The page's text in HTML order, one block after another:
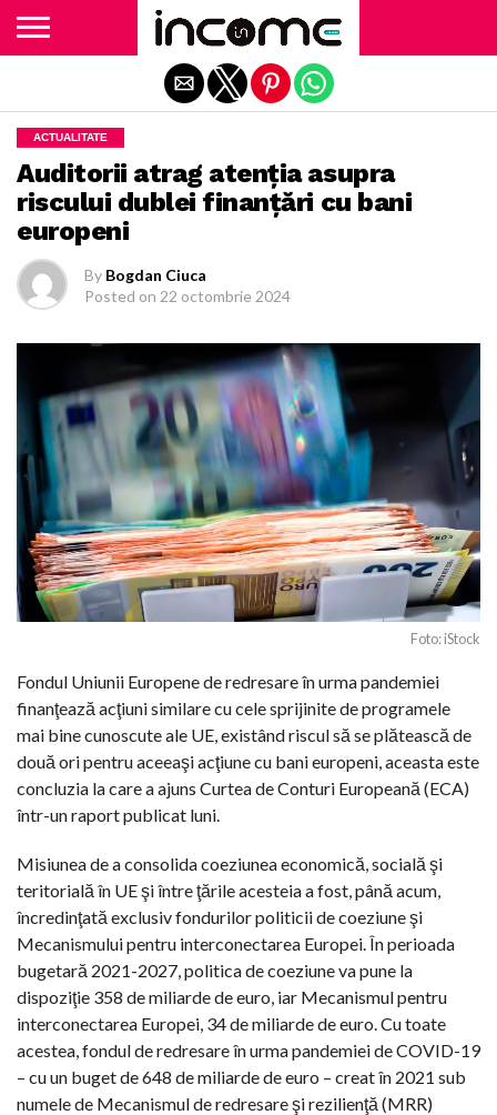
ACTUALITATE
Auditorii atrag atenţia asupra
riscului dublei finanţări cu bani
europeni
By Bogdan Ciuca
Posted on 22 octombrie 2024
Foto: iStock
Fondul Uniunii Europene de redresare în urma pandemiei
finanţează acţiuni similare cu cele sprijinite de programele
mai bine cunoscute ale UE, existând riscul să se plătească de
două ori pentru aceeaşi acţiune cu bani europeni, aceasta este
concluzia la care a ajuns Curtea de Conturi Europeană (ECA)
într-un raport publicat luni.
Misiunea de a consolida coeziunea economică, socială şi
teritorială în UE şi între ţările acesteia a fost, până acum,
încredinţată exclusiv fondurilor politicii de coeziune şi
Mecanismului pentru interconectarea Europei. În perioada
bugetară 2021-2027, politica de coeziune va pune la
dispoziţie 358 de miliarde de euro, iar Mecanismul pentru
interconectarea Europei, 34 de miliarde de euro. Cu toate
acestea, fondul de redresare în urma pandemiei de COVID-19
– cu un buget de 648 de miliarde de euro – creat în 2021 sub
numele de Mecanismul de redresare şi rezilienţă (MRR)
Exit mobile version